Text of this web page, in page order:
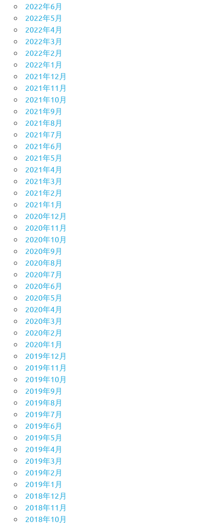
2022年6月
2022年5月
2022年4月
2022年3月
2022年2月
2022年1月
2021年12月
2021年11月
2021年10月
2021年9月
2021年8月
2021年7月
2021年6月
2021年5月
2021年4月
2021年3月
2021年2月
2021年1月
2020年12月
2020年11月
2020年10月
2020年9月
2020年8月
2020年7月
2020年6月
2020年5月
2020年4月
2020年3月
2020年2月
2020年1月
2019年12月
2019年11月
2019年10月
2019年9月
2019年8月
2019年7月
2019年6月
2019年5月
2019年4月
2019年3月
2019年2月
2019年1月
2018年12月
2018年11月
2018年10月